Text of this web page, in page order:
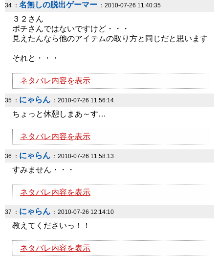
34 ： 名無しの脱出ゲーマー ：2010-07-26 11:40:35
３２さん
ポチさんではないですけど・・・
見えたんなら他のアイテムの取り方と同じだと思います
それと・・・
ネタバレ内容を表示
35 ： にゃらん ：2010-07-26 11:56:14
ちょっと休憩しまあ～す…
ネタバレ内容を表示
36 ： にゃらん ：2010-07-26 11:58:13
すみません・・・
ネタバレ内容を表示
37 ： にゃらん ：2010-07-26 12:14:10
教えてくださいっ！！
ネタバレ内容を表示